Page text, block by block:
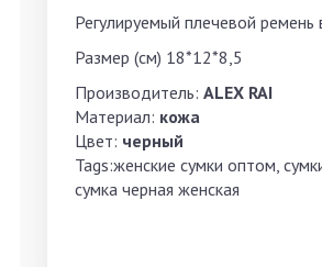
Регулируемый плечевой ремень
Размер (см) 18*12*8,5
Производитель: ALEX RAI
Материал: кожа
Цвет: черный
Tags:женские сумки оптом,
сумка черная женская